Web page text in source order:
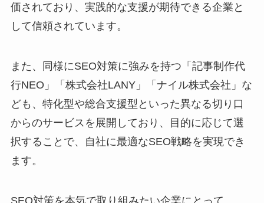
価されており、実践的な支援が期待できる企業と
して信頼されています。
また、同様にSEO対策に強みを持つ「記事制作代
行NEO」「株式会社LANY」「ナイル株式会社」な
ども、特化型や総合支援型といった異なる切り口
からのサービスを展開しており、目的に応じて選
択することで、自社に最適なSEO戦略を実現でき
ます。
SEO対策を本気で取り組みたい企業にとって、